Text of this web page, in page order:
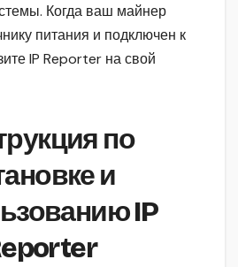
Когда ваш майнер
питания и подключен к
IP Reporter на свой
по
и
IP